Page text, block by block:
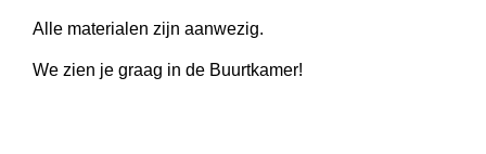
Alle materialen zijn aanwezig.
We zien je graag in de Buurtkamer!